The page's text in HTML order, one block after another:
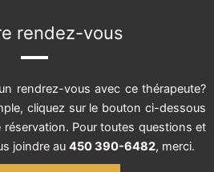
rendez-vous
rendrez-vous avec ce thérapeute?
cliquez sur le bouton ci-dessous
Pour toutes questions et
joindre au 450 390-6482, merci.